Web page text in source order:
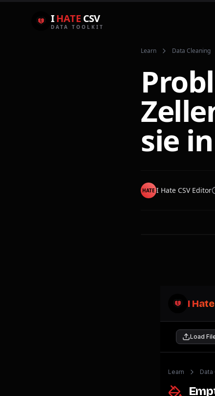
IHATE CSV
DATA TOOLKIT
Learn Data Cleaning
sie
HATE I Hate CSV Editor